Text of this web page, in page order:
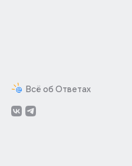
Всё об Ответах